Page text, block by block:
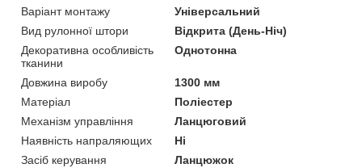
Варіант монтажу
Універсальний
Вид рулонної штори
Відкрита (День-Ніч)
Декоративна особливість
тканини
Однотонна
Довжина виробу
1300 мм
Матеріал
Поліестер
Механізм управління
Ланцюговий
Наявність напраляющих
Ні
Засіб керування
Ланцюжок